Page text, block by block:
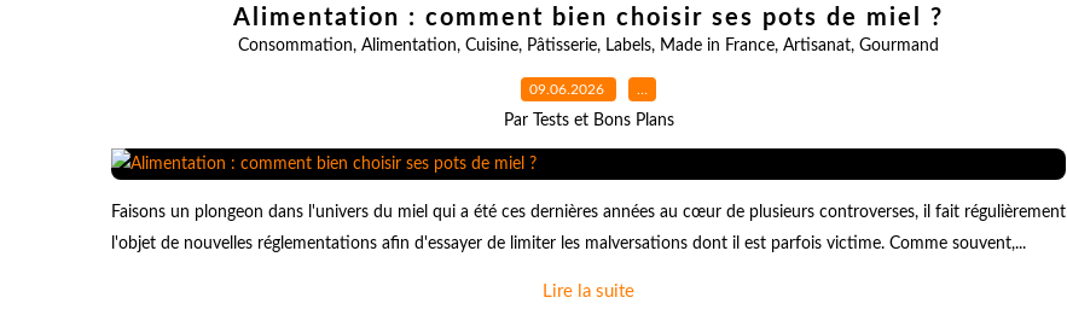
Alimentation : comment bien choisir ses pots de miel ?
Consommation, Alimentation, Cuisine, Pâtisserie, Labels, Made in France, Artisanat, Gourmand
09.06.2026 …
Par Tests et Bons Plans
Faisons un plongeon dans l'univers du miel qui a été ces dernières années au cœur de plusieurs controverses, il fait régulièrement
l'objet de nouvelles réglementations afin d'essayer de limiter les malversations dont il est parfois victime. Comme souvent,...
Lire la suite